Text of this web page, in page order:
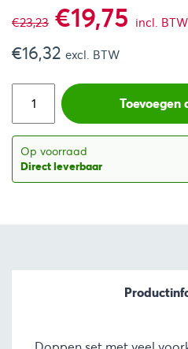
€23,23
prijs
was:
€23,23.
€19,75
is:
incl. BTW
€16,32 excl. BTW
Toevoegen
Op voorraad
Direct leverbaar